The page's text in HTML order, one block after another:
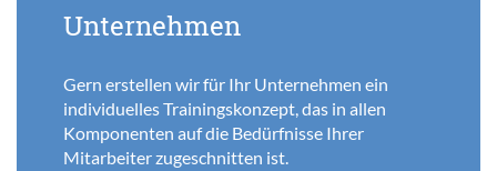
Unternehmen
Gern erstellen wir für Ihr Unternehmen ein
individuelles Trainingskonzept, das in allen
Komponenten auf die Bedürfnisse Ihrer
Mitarbeiter zugeschnitten ist.